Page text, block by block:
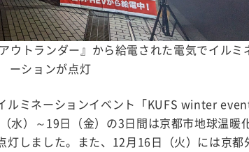
ウトランダー』から給電された電気でイルミ
ーションが点灯
ルミネーションイベント「KUFS winter
水）～19日（金）の3日間は京都市地球温
灯しました。また、12月16日（火）には京